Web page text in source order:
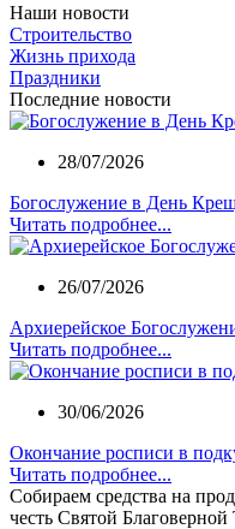
Наши новости
Строительство
Жизнь прихода
Праздники
Последние новости
28/07/2026
Богослужение в День
Читать подробнее...
26/07/2026
Архиерейское
Читать подробнее...
30/06/2026
Окончание росписи в
Читать подробнее...
Собираем средства на
честь Святой